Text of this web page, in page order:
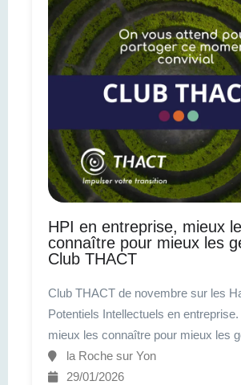
HPI en entreprise, mieux
connaître pour mieux les
Club THACT
Club THACT de novembre sur les
Potentiels Intellectuels en
mieux les connaître pour mieux les
la Roche sur Yon
29/01/2026